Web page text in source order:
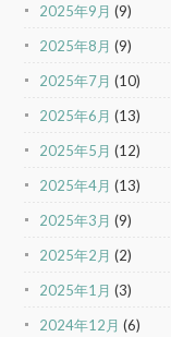
2025年9月 (9)
2025年8月 (9)
2025年7月 (10)
2025年6月 (13)
2025年5月 (12)
2025年4月 (13)
2025年3月 (9)
2025年2月 (2)
2025年1月 (3)
2024年12月 (6)